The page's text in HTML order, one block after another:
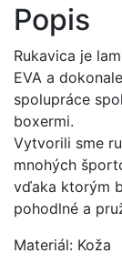
Popis
Rukavica je
EVA a
spolupráce
boxermi.
Vytvorili sme
mnohých
vďaka ktorým
pohodlné a
Materiál: Koža